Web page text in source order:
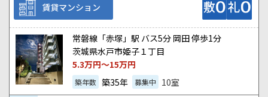
賃貸マンション
常磐線「赤塚」駅 バス5分 岡田 停歩1分
茨城県水戸市姫子１丁目
5.3万円～15万円
築年数 築35年 募集中 10室